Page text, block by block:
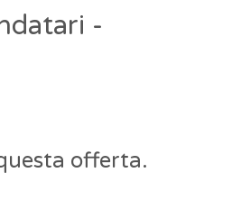
-
offerta.